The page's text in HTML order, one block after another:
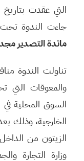
جاءت الندوة
مائدة التصدير
تناولت الندوة
والمعوقات
السوق المحلية في
الخارجية، وذلك
الزيتون من
وزارة التجارة